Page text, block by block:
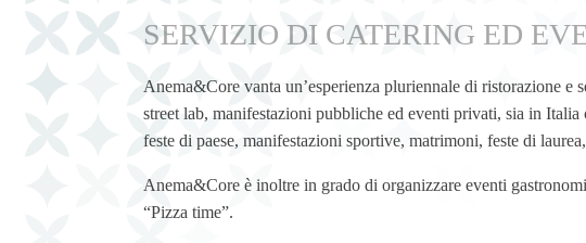
SERVIZIO DI CATERING ED
Anema&Core vanta un’esperienza pluriennale di ristorazione
street lab, manifestazioni pubbliche ed eventi privati, sia in
feste di paese, manifestazioni sportive, matrimoni, feste di
Anema&Core è inoltre in grado di organizzare eventi
“Pizza time”.